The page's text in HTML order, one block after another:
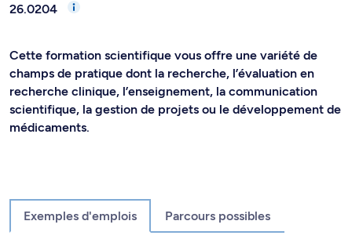
26.0204
Cette formation scientifique vous offre une variété de
champs de pratique dont la recherche, l’évaluation en
recherche clinique, l’enseignement, la communication
scientifique, la gestion de projets ou le développement de
médicaments.
Exemples d'emplois Parcours possibles